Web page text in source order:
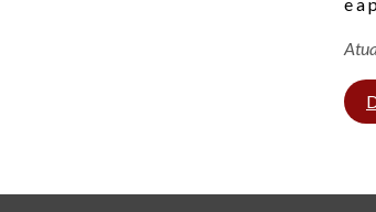
e a